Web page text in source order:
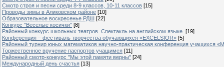
Смотр строя и песни среди 8-9 классов, 10-11 классов [15]
Проводы зимы в Аликовском районе [10]
Образовательное воскресенье РДШ [22]
Конкурс "Веселые косички" [8]
Районный конкурс школьных театров. Спектакль на английском языке. [19]
Конференция – фестиваль творчества обучающихся «EXCELSIOR» [5]
Районный турнир юных математиков научно-практическая конференция учащихся
Торжественное вручение паспортов учащимся [11]
Районный смотр-конкурс "Мы этой памяти верны" [24]
Международный день счастья [13]